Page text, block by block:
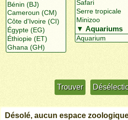
Désolé, aucun espace